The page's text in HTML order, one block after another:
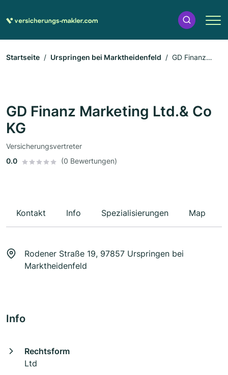
Startseite Urspringen bei Marktheidenfeld
GD Finanz
GD Finanz Marketing Ltd.& Co
KG
Versicherungsvertreter
0.0
(0 Bewertungen)
Kontakt Info Spezialisierungen Map
Rodener Straße 19, 97857 Urspringen bei
Marktheidenfeld
Info
Rechtsform
Ltd